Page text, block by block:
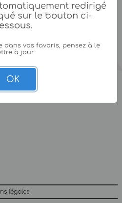
légales
redirigé
sur le bouton ci-
dans vos favoris, pensez à le
à jour.
OK